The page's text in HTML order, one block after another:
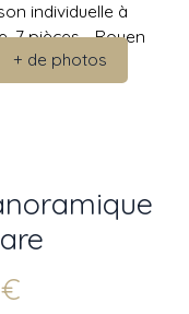
+ de photos
€